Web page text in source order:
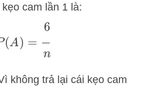
cam lần 1 là:
n
không trả lại cái kẹo cam